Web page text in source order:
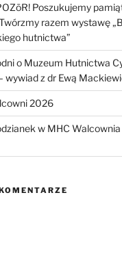
Poszukujemy
razem wystawę
hutnictwa”
o Muzeum Hutnictwa
wywiad z dr Ewą
2026
w MHC Walcownia